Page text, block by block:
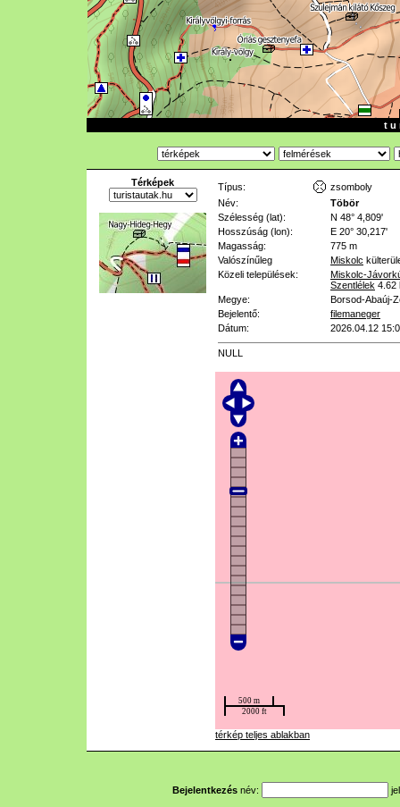
t u
Térképek Típus:
zsomboly
Név:
Töbör
Szélesség (lat):
N 48° 4,809'
Hosszúság (lon):
E 20° 30,217'
Magasság:
775 m
Valószínűleg
Miskolc
Közeli települések:
Miskolc-
Szentlélek 4.62
Megye:
Borsod-Abaúj-
Bejelentő:
filemaneger
Dátum:
2026.04.12
NULL
térkép teljes ablakban
Bejelentkezés név: